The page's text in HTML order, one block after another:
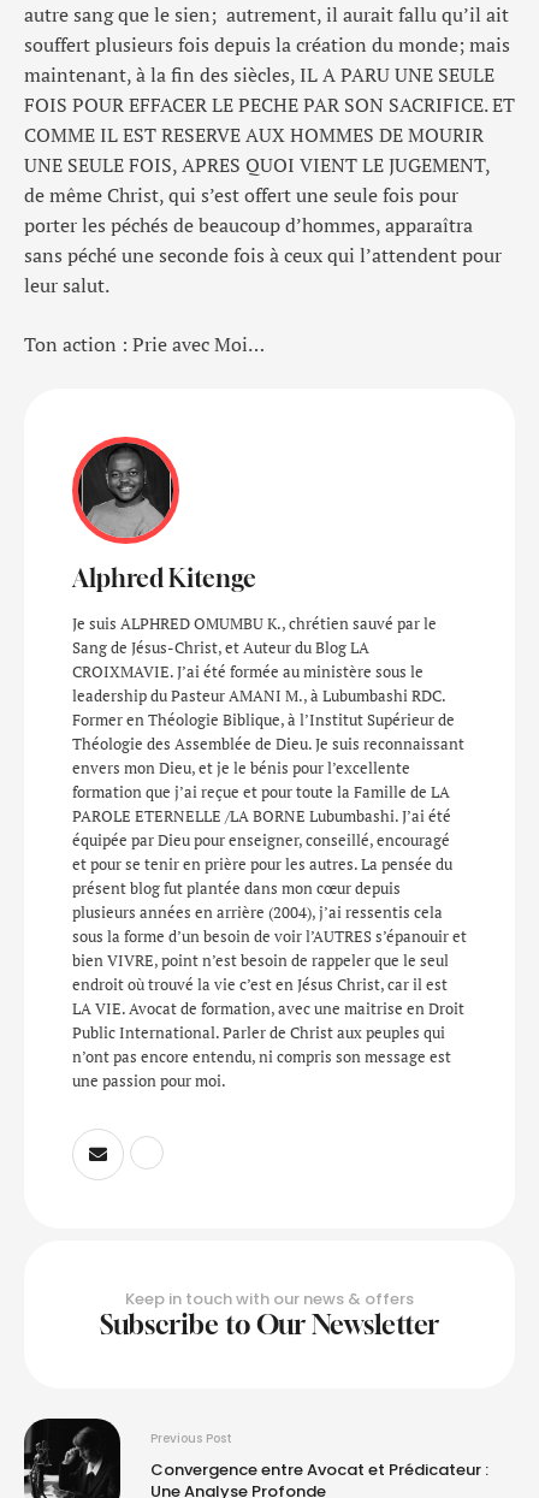
autre sang que le sien; autrement, il aurait fallu qu’il ait
souffert plusieurs fois depuis la création du monde; mais
maintenant, à la fin des siècles, IL A PARU UNE SEULE
FOIS POUR EFFACER LE PECHE PAR SON SACRIFICE. ET
COMME IL EST RESERVE AUX HOMMES DE MOURIR
UNE SEULE FOIS, APRES QUOI VIENT LE JUGEMENT,
de même Christ, qui s’est offert une seule fois pour
porter les péchés de beaucoup d’hommes, apparaîtra
sans péché une seconde fois à ceux qui l’attendent pour
leur salut.
Ton action : Prie avec Moi…
Alphred Kitenge
Je suis ALPHRED OMUMBU K., chrétien sauvé par le
Sang de Jésus-Christ, et Auteur du Blog LA
CROIXMAVIE. J’ai été formée au ministère sous le
leadership du Pasteur AMANI M., à Lubumbashi RDC.
Former en Théologie Biblique, à l’Institut Supérieur de
Théologie des Assemblée de Dieu. Je suis reconnaissant
envers mon Dieu, et je le bénis pour l’excellente
formation que j’ai reçue et pour toute la Famille de LA
PAROLE ETERNELLE /LA BORNE Lubumbashi. J’ai été
équipée par Dieu pour enseigner, conseillé, encouragé
et pour se tenir en prière pour les autres. La pensée du
présent blog fut plantée dans mon cœur depuis
plusieurs années en arrière (2004), j’ai ressentis cela
sous la forme d’un besoin de voir l’AUTRES s’épanouir et
bien VIVRE, point n’est besoin de rappeler que le seul
endroit où trouvé la vie c’est en Jésus Christ, car il est
LA VIE. Avocat de formation, avec une maitrise en Droit
Public International. Parler de Christ aux peuples qui
n’ont pas encore entendu, ni compris son message est
une passion pour moi.
Keep in touch with our news & offers
Subscribe to Our Newsletter
Previous Post
Convergence entre Avocat et Prédicateur :
Une Analyse Profonde